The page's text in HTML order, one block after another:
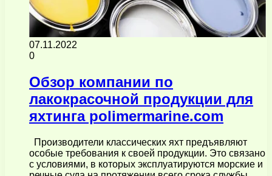
07.11.2022
0
Обзор компании по
лакокрасочной продукции для
яхтинга polimermarine.com
Производители классических яхт предъявляют
особые требования к своей продукции. Это связано
с условиями, в которых эксплуатируются морские и